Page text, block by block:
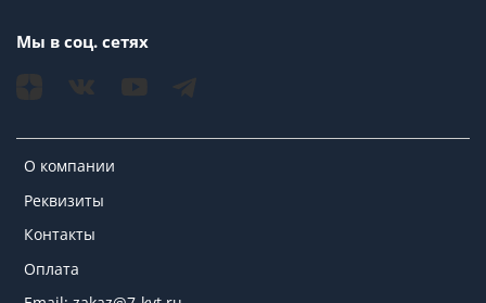
О компании
Реквизиты
Контакты
Оплата
Мы в соц. сетях